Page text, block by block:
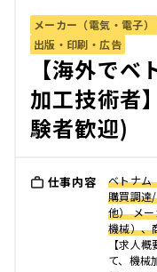
メーカー（電気・電子）
出版・印刷・広告
【海外で
加工技術者
験者歓迎)
仕事内容
ベトナム
購買調達
他） メ
機械）、
【求人
て、機械